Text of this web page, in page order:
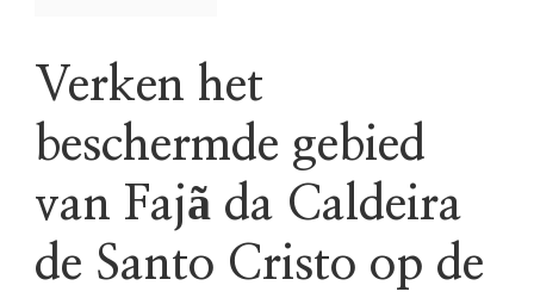
Verken het
beschermde gebied
van Fajã da Caldeira
de Santo Cristo op de